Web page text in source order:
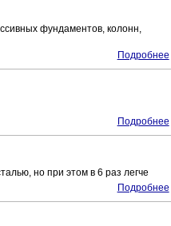
фундаментов, колонн,
Подробнее
Подробнее
но при этом в 6 раз легче
Подробнее